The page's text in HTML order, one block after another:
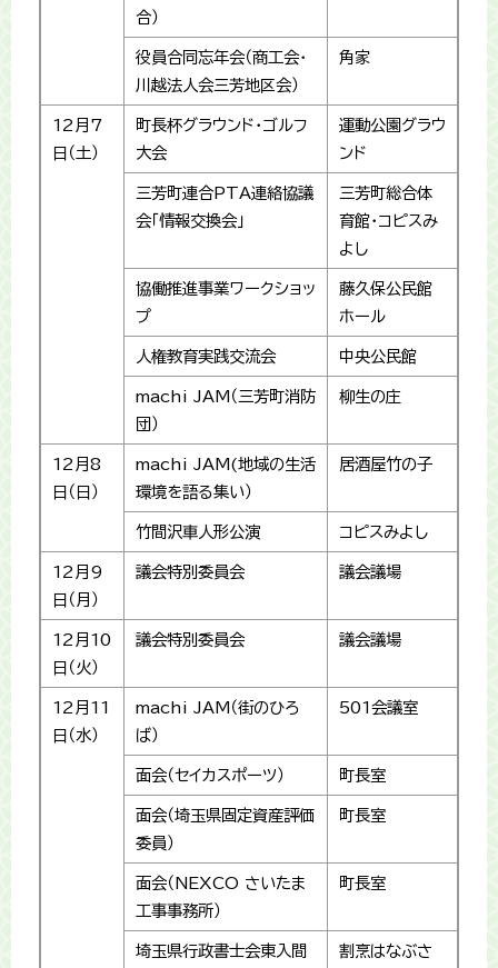
合）
役員合同忘年会（商工会・
川越法人会三芳地区会）
角家
12月7
日（土）
町長杯グラウンド・ゴルフ
大会
運動公園グラウ
ンド
三芳町連合PTA連絡協議
会「情報交換会」
三芳町総合体
育館・コピスみ
よし
協働推進事業ワークショッ
プ
藤久保公民館
ホール
人権教育実践交流会 中央公民館
machi JAM（三芳町消防
団）
柳生の庄
12月8
日（日）
machi JAM(地域の生活
環境を語る集い）
居酒屋竹の子
竹間沢車人形公演 コピスみよし
12月9
日（月）
議会特別委員会 議会議場
12月10
日（火）
議会特別委員会 議会議場
12月11
日（水）
machi JAM（街のひろ
ば）
501会議室
面会（セイカスポーツ） 町長室
面会（埼玉県固定資産評価
委員）
町長室
面会（NEXCO さいたま
工事事務所）
町長室
埼玉県行政書士会東入間 割烹はなぶさ